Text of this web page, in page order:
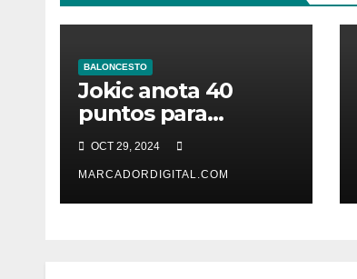
BALONCESTO
Jokic anota 40
puntos para
superar a los
Raptors
OCT 29, 2024
MARCADORDIGITAL.COM